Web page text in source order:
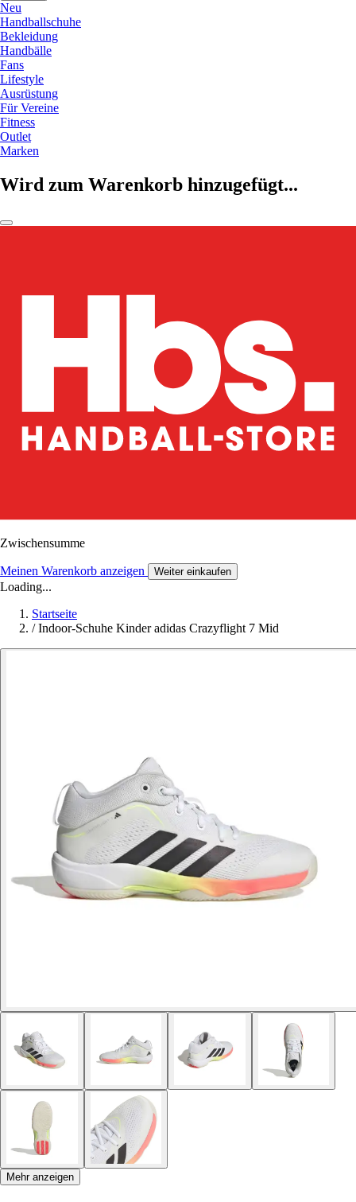
Neu
Handballschuhe
Bekleidung
Handbälle
Fans
Lifestyle
Ausrüstung
Für Vereine
Fitness
Outlet
Marken
Wird zum Warenkorb hinzugefügt...
Zwischensumme
Meinen Warenkorb anzeigen Weiter einkaufen
Loading...
Startseite
/ Indoor-Schuhe Kinder adidas Crazyflight 7 Mid
Mehr anzeigen